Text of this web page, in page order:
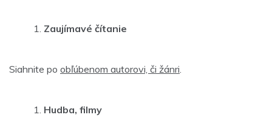
Zaujímavé čítanie
Siahnite po obľúbenom autorovi, či žánri
Hudba, filmy